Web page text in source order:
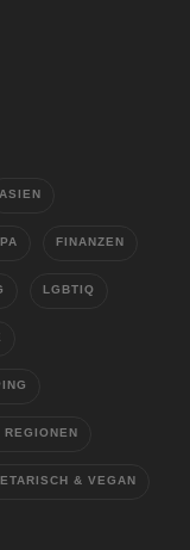
ASIEN
FINANZEN
LGBTIQ
& VEGAN